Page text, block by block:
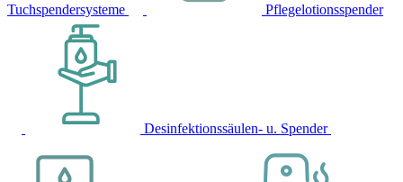
Tuchspendersysteme Pflegelotionsspender
Desinfektionssäulen- u. Spender